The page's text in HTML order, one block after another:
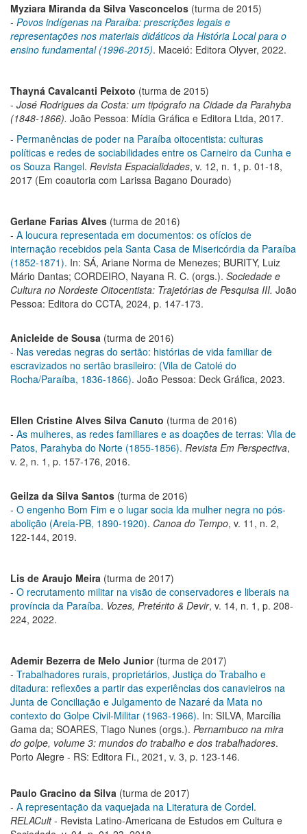
Myziara Miranda da Silva Vasconcelos (turma de 2015)
- Povos indígenas na Paraíba: prescrições legais e
representações nos materiais didáticos da História Local para o
ensino fundamental (1996-2015). Maceió: Editora Olyver, 2022.
Thayná Cavalcanti Peixoto (turma de 2015)
- José Rodrigues da Costa: um tipógrafo na Cidade da Parahyba
(1848-1866). João Pessoa: Mídia Gráfica e Editora Ltda, 2017.
- Permanências de poder na Paraíba oitocentista: culturas
políticas e redes de sociabilidades entre os Carneiro da Cunha e
os Souza Rangel. Revista Espacialidades, v. 12, n. 1, p. 01-18,
2017 (Em coautoria com Larissa Bagano Dourado)
Gerlane Farias Alves (turma de 2016)
- A loucura representada em documentos: os ofícios de
internação recebidos pela Santa Casa de Misericórdia da Paraíba
(1852-1871). In: SÁ, Ariane Norma de Menezes; BURITY, Luiz
Mário Dantas; CORDEIRO, Nayana R. C. (orgs.). Sociedade e
Cultura no Nordeste Oitocentista: Trajetórias de Pesquisa III. João
Pessoa: Editora do CCTA, 2024, p. 147-173.
Anicleide de Sousa (turma de 2016)
- Nas veredas negras do sertão: histórias de vida familiar de
escravizados no sertão brasileiro: (Vila de Catolé do
Rocha/Paraíba, 1836-1866). João Pessoa: Deck Gráfica, 2023.
Ellen Cristine Alves Silva Canuto (turma de 2016)
- As mulheres, as redes familiares e as doações de terras: Vila de
Patos, Parahyba do Norte (1855-1856). Revista Em Perspectiva,
v. 2, n. 1, p. 157-176, 2016.
Geilza da Silva Santos (turma de 2016)
- O engenho Bom Fim e o lugar socia lda mulher negra no pós-
abolição (Areia-PB, 1890-1920). Canoa do Tempo, v. 11, n. 2,
122-144, 2019.
Lis de Araujo Meira (turma de 2017)
- O recrutamento militar na visão de conservadores e liberais na
província da Paraíba. Vozes, Pretérito & Devir, v. 14, n. 1, p. 208-
224, 2022.
Ademir Bezerra de Melo Junior(turma de 2017)
- Trabalhadores rurais, proprietários, Justiça do Trabalho e
ditadura: reflexões a partir das experiências dos canavieiros na
Junta de Conciliação e Julgamento de Nazaré da Mata no
contexto do Golpe Civil-Militar (1963-1966). In: SILVA, Marcília
Gama da; SOARES, Tiago Nunes (orgs.). Pernambuco na mira
do golpe, volume 3: mundos do trabalho e dos trabalhadores.
Porto Alegre - RS: Editora Fi., 2021, v. 3, p. 123-146.
Paulo Gracino da Silva (turma de 2017)
- A representação da vaquejada na Literatura de Cordel.
RELACult- Revista Latino-Americana de Estudos em Cultura e